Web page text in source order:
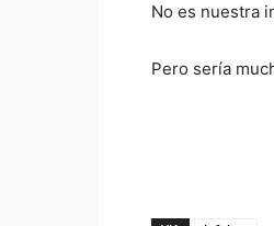
No es nuestra
Pero sería